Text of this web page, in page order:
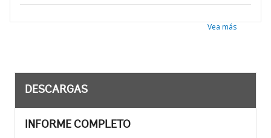
Vea más
DESCARGAS
INFORME COMPLETO